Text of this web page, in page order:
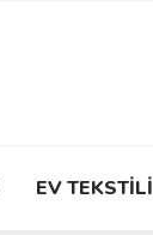
EV TEKSTİLİ